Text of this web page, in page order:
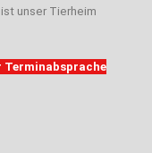
unser Tierheim
Terminabsprache